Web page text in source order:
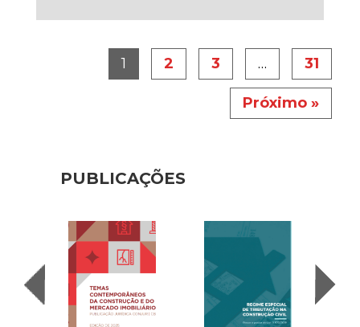
1 2 3 … 31
Próximo »
PUBLICAÇÕES